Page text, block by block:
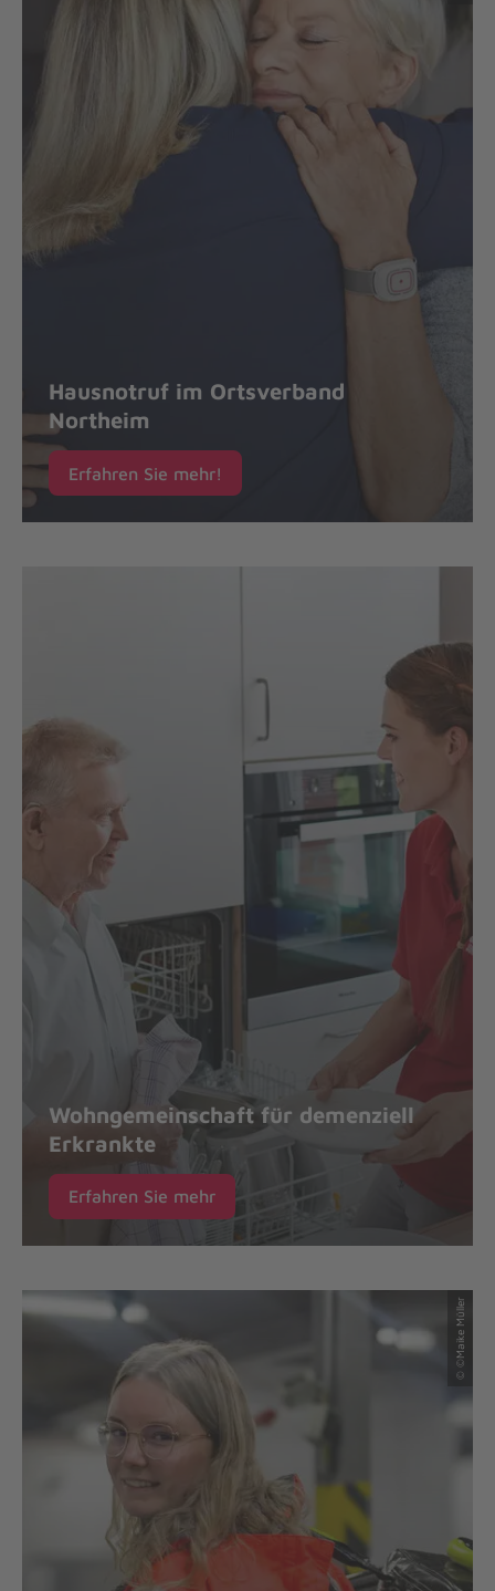
Hausnotruf im Ortsverband
Northeim
Erfahren Sie mehr!
Wohngemeinschaft für demenziell
Erkrankte
Erfahren Sie mehr
© ©Maike Müller